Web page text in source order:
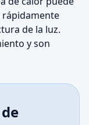
rápidamente
de la luz.
y son